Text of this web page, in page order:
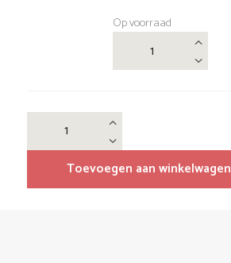
Op voorraad
Workshop
Modusdisc
Combinatie
Modusdisc
Workshop
Toevoegen aan winkelwagen